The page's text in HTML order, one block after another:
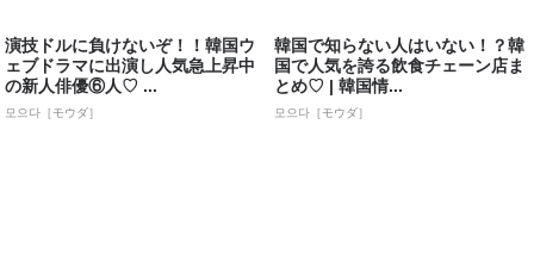
演技ドルに負けないぞ！！韓国ウ
ェブドラマに出演し人気急上昇中
の新人俳優⑥人♡ ...
모으다［モウダ］
韓国で知らない人はいない！？韓
国で人気を誇る飲食チェーン店ま
とめ♡ | 韓国情...
모으다［モウダ］